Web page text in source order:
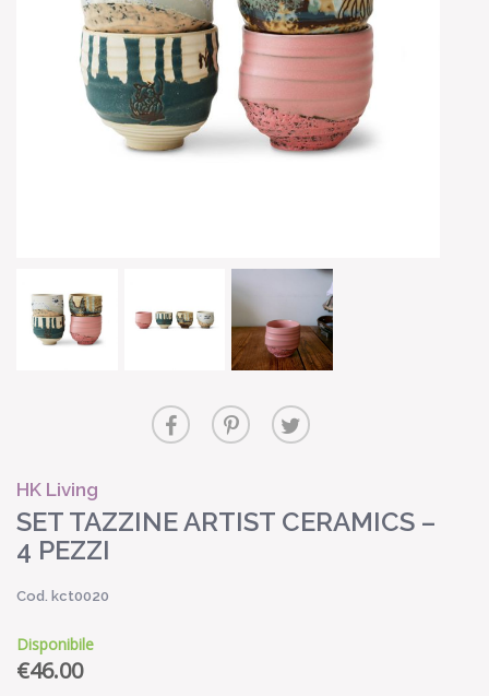
HK Living
SET TAZZINE ARTIST CERAMICS –
4 PEZZI
Cod. kct0020
Disponibile
€46.00